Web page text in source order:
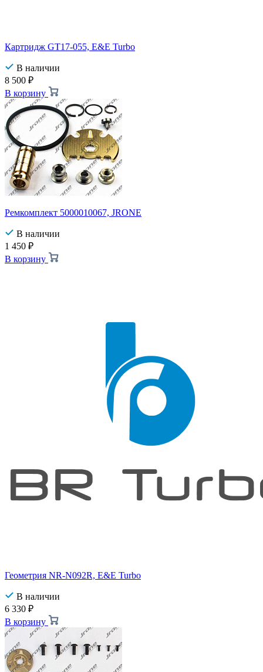
Картридж GT17-055, E&E Turbo
В наличии
8 500 ₽
В корзину
Ремкомплект 5000010067, JRONE
В наличии
1 450 ₽
В корзину
Геометрия NR-N092R, E&E Turbo
В наличии
6 330 ₽
В корзину